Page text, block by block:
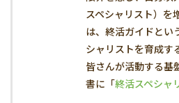
スペシャリスト）を
は、終活ガイドとい
シャリストを育成す
皆さんが活動する基
書に「終活スペシャ